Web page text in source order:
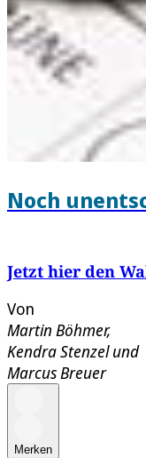
Noch
Jetzt hier den
Von
Martin Böhmer,
Kendra Stenzelund
Marcus Breuer
Merken